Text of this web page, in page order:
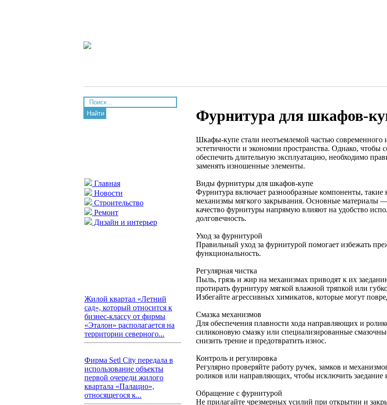
Найти
Главная
Новости
Строительство
Ремонт
Дизайн и интерьер
Жилой квартал «Летний
сад», который относится к
бизнес-классу от фирмы
«Эталон» располагается на
территории северного...
Фирма Setl City передала в
использование объекты
первой очереди жилого
квартала «Палацио»,
относящегося к...
Фурнитура для шкафов-
Шкафы-купе стали неотъемлемой частью современного
эстетичности и экономии пространства. Однако,
обеспечить длительную эксплуатацию, необходимо
заменять изношенные элементы.
Виды фурнитуры для шкафов-купе
Фурнитура включает разнообразные компоненты,
механизмы мягкого закрывания. Основные материалы
качество фурнитуры напрямую влияют на удобство
долговечность.
Уход за фурнитурой
Правильный уход за фурнитурой помогает избежать
функциональность.
Регулярная чистка
Пыль, грязь и жир на механизмах приводят к их
протирать фурнитуру мягкой влажной тряпкой или
Избегайте агрессивных химикатов, которые могут
Смазка механизмов
Для обеспечения плавности хода направляющих и
силиконовую смазку или специализированные
снизить трение и предотвратить износ.
Контроль и регулировка
Регулярно проверяйте работу ручек, замков и
роликов или направляющих, чтобы исключить заедание
Обращение с фурнитурой
Не прилагайте чрезмерных усилий при открытии и